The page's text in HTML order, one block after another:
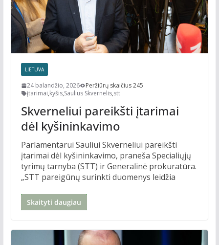
LIETUVA
24 balandžio, 2026
Peržiūrų skaičius 245
įtarimai,kyšis,Saulius Skvernelis,stt
Skverneliui pareikšti įtarimai
dėl kyšininkavimo
Parlamentarui Sauliui Skverneliui pareikšti
įtarimai dėl kyšininkavimo, praneša Specialiųjų
tyrimų tarnyba (STT) ir Generalinė prokuratūra.
„STT pareigūnų surinkti duomenys leidžia
Skaityti daugiau